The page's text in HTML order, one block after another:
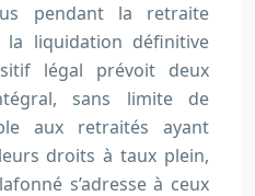
pendant la retraite
la liquidation définitive
légal prévoit deux
sans limite de
aux retraités ayant
droits à taux plein,
s’adresse à ceux